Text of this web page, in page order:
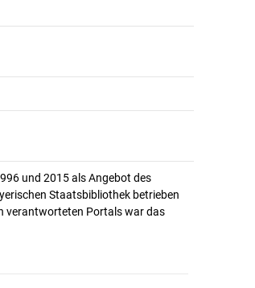
und 2015 als Angebot des
Staatsbibliothek betrieben
verantworteten Portals war das